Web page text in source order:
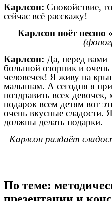
Карлсон: Спокойствие,
сейчас всё расскажу!
Карлсон поёт песню
Карлсон: Да, перед
большой озорник и
человечек! Я живу на
малышам. А сегодня я
поздравить всех
подарок всем детям вот
очень вкусные
должны делать подарки.
Карлсон раздаёт
По теме: